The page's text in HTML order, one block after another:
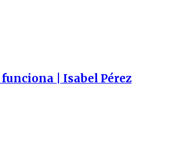
funciona | Isabel Pérez